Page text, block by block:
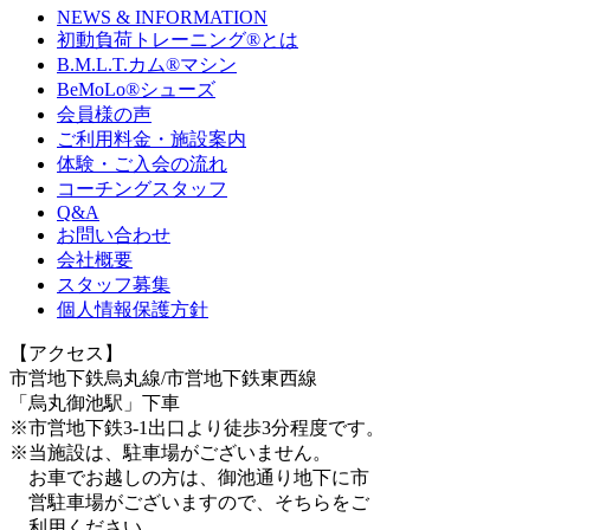
NEWS & INFORMATION
初動負荷トレーニング®とは
B.M.L.T.カム®マシン
BeMoLo®シューズ
会員様の声
ご利用料金・施設案内
体験・ご入会の流れ
コーチングスタッフ
Q&A
お問い合わせ
会社概要
スタッフ募集
個人情報保護方針
【アクセス】
市営地下鉄烏丸線/市営地下鉄東西線
「烏丸御池駅」下車
※市営地下鉄3-1出口より徒歩3分程度です。
※当施設は、駐車場がございません。
お車でお越しの方は、御池通り地下に市
営駐車場がございますので、そちらをご